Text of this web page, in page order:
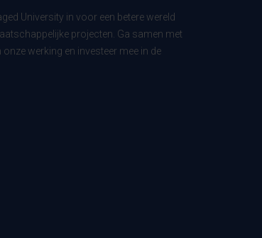
University in voor een betere wereld
projecten. Ga samen met
werking en investeer mee in de